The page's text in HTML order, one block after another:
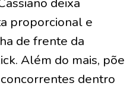
proporcional e
de frente da
Além do mais, põe
dentro